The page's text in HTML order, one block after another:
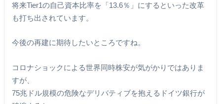
将来Tier1の自己資本比率を「13.6％」にするといった改革
も打ち出されています。
今後の再建に期待したいところですね。
コロナショックによる世界同時株安が気がかりではありま
すが、
75兆ドル規模の危険なデリバティブを抱えるドイツ銀行が